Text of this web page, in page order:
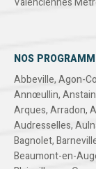
NOS
Abbeville,Agon-
Annœullin,
Arques,Arradon,
Audresselles,
Bagnolet,
Beaumont-en-